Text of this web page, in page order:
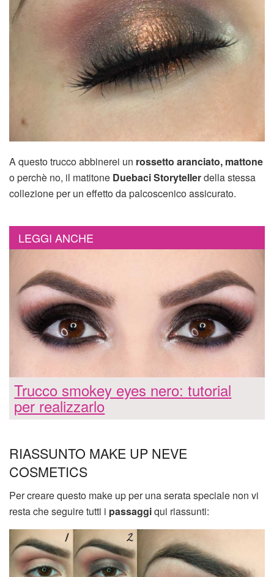
A questo trucco abbinerei un rossetto aranciato, mattone
o perchè no, il matitone Duebaci Storytellerdella stessa
collezione per un effetto da palcoscenico assicurato.
LEGGI ANCHE
Trucco smokey eyes nero: tutorial
per realizzarlo
RIASSUNTO MAKE UP NEVE
COSMETICS
Per creare questo make up per una serata speciale non vi
resta che seguire tutti i passaggiqui riassunti: